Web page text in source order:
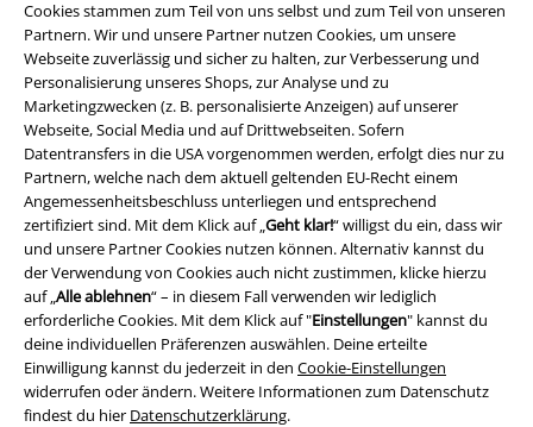
Cookies stammen zum Teil von uns selbst und zum Teil von unseren
Partnern. Wir und unsere Partner nutzen Cookies, um unsere
Webseite zuverlässig und sicher zu halten, zur Verbesserung und
Personalisierung unseres Shops, zur Analyse und zu
Marketingzwecken (z. B. personalisierte Anzeigen) auf unserer
Webseite, Social Media und auf Drittwebseiten. Sofern
Datentransfers in die USA vorgenommen werden, erfolgt dies nur zu
Partnern, welche nach dem aktuell geltenden EU-Recht einem
Angemessenheitsbeschluss unterliegen und entsprechend
zertifiziert sind. Mit dem Klick auf „Geht klar!“ willigst du ein, dass wir
und unsere Partner Cookies nutzen können. Alternativ kannst du
der Verwendung von Cookies auch nicht zustimmen, klicke hierzu
auf „Alle ablehnen“ – in diesem Fall verwenden wir lediglich
erforderliche Cookies. Mit dem Klick auf "Einstellungen" kannst du
deine individuellen Präferenzen auswählen. Deine erteilte
Einwilligung kannst du jederzeit in den Cookie-Einstellungen
widerrufen oder ändern. Weitere Informationen zum Datenschutz
findest du hier Datenschutzerklärung.
EMP App
Lade dir jetzt kostenlos unsere neue EMP App runter und genieße
die vielen neuen Funktionen und Vorteile!
A Warner Music Group Company